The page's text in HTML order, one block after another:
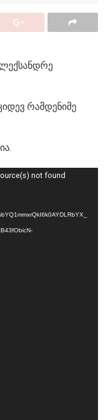
რამდენიმე
not found